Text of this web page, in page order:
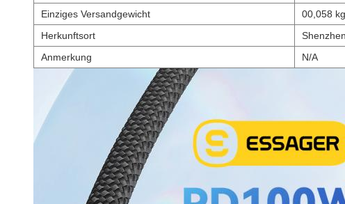
Einziges Versandgewicht
00,058 kg
Herkunftsort
Anmerkung
N/A